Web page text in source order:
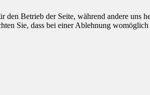
Betrieb der Seite, während andere uns
Sie, dass bei einer Ablehnung